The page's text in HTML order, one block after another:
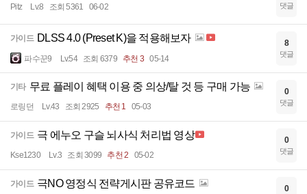
Pitz Lv.8 조회 5361 06-02 댓글
가이드 DLSS 4.0 (Preset K)을 적용해보자
파수꾼9 Lv.54 조회 6379 추천 3 05-14
8
댓글
기타 무료 플레이 혜택 이용 중 의상/탈 것 등 구매 가능
로링던 Lv.43 조회 2925 추천 1 05-03
0
댓글
가이드 극 에누오 구슬 뇌사식 처리법 영상
Kse1230 Lv.3 조회 3099 추천 2 05-02
0
댓글
가이드 극NO 영정식 전략게시판 공유코드 0